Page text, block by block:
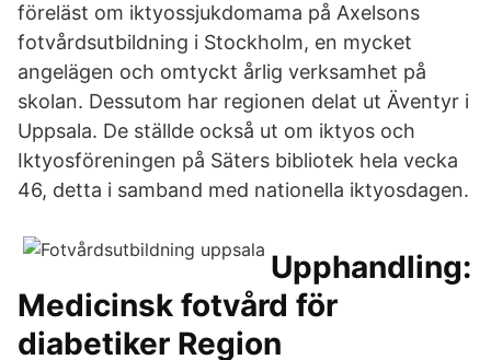
föreläst om iktyossjukdomama på Axelsons
fotvårdsutbildning i Stockholm, en mycket
angelägen och omtyckt årlig verksamhet på
skolan. Dessutom har regionen delat ut Äventyr i
Uppsala. De ställde också ut om iktyos och
Iktyosföreningen på Säters bibliotek hela vecka
46, detta i samband med nationella iktyosdagen.
Upphandling:
Medicinsk fotvård för
diabetiker Region